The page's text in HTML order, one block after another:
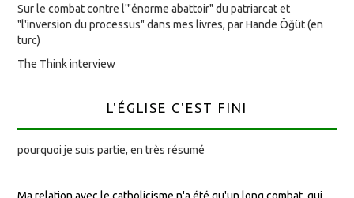
Sur le combat contre l'"énorme abattoir" du patriarcat et
"l'inversion du processus" dans mes livres, par Hande Öğüt (en
turc)
The Think interview
L'ÉGLISE C'EST FINI
pourquoi je suis partie, en très résumé
Ma relation avec le catholicisme n'a été qu'un long combat, qui